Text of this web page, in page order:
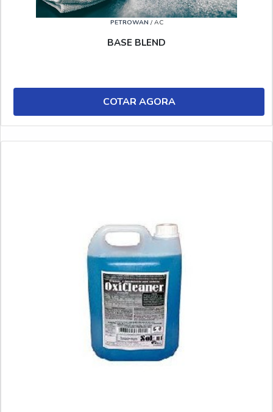
PETROWAN / AC
BASE BLEND
COTAR AGORA